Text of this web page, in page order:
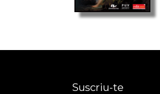
Suscriu-te